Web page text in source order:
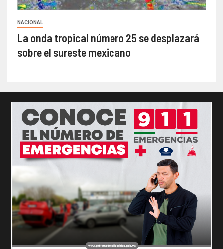
NACIONAL
La onda tropical número 25 se desplazará
sobre el sureste mexicano